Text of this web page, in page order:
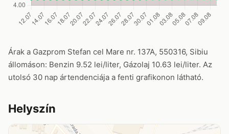
Árak a Gazprom Stefan cel Mare nr. 137A, 550316, Sibiu
állomáson: Benzin 9.52 lei/liter, Gázolaj 10.63 lei/liter. Az
utolsó 30 nap ártendenciája a fenti grafikonon látható.
Helyszín